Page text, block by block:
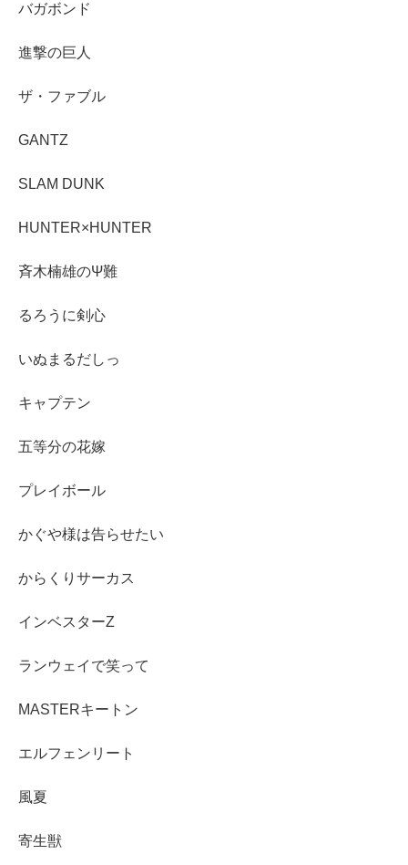
バガボンド
進撃の巨人
ザ・ファブル
GANTZ
SLAM DUNK
HUNTER×HUNTER
斉木楠雄のΨ難
るろうに剣心
いぬまるだしっ
キャプテン
五等分の花嫁
プレイボール
かぐや様は告らせたい
からくりサーカス
インベスターZ
ランウェイで笑って
MASTERキートン
エルフェンリート
風夏
寄生獣